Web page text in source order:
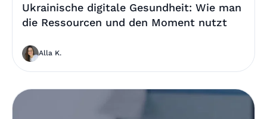
Ukrainische digitale Gesundheit: Wie man
die Ressourcen und den Moment nutzt
Alla K.